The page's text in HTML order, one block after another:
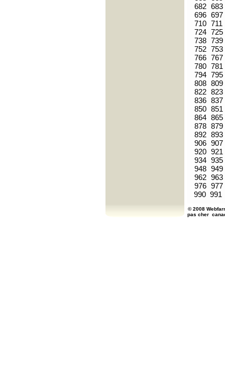
682 683
696 697
710 711
724 725
738 739
752 753
766 767
780 781
794 795
808 809
822 823
836 837
850 851
864 865
878 879
892 893
906 907
920 921
934 935
948 949
962 963
976 977
990 991
© 2008
pas cher